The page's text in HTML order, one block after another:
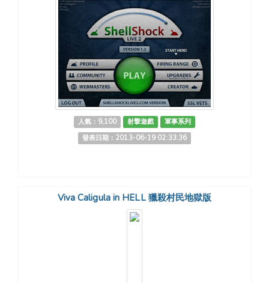
人氣：9,100 射擊遊戲
軍事系列
發表日期：2013-06-19 02:33:36
Viva Caligula in HELL 獵殺村民地獄版